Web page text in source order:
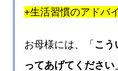
+生活習慣のアドバ
お母様には、「こう
ってあげてください